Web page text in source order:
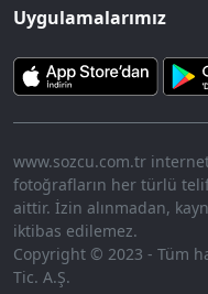
Uygulamalarımız
www.sozcu.com.tr
fotoğrafların her türlü telif
aittir. İzin alınmadan,
iktibas edilemez.
Copyright © 2023 - Tüm
Tic. A.Ş.